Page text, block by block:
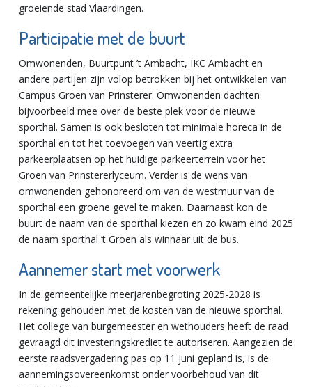
groeiende stad Vlaardingen.
Participatie met de buurt
Omwonenden, Buurtpunt ’t Ambacht, IKC Ambacht en
andere partijen zijn volop betrokken bij het ontwikkelen van
Campus Groen van Prinsterer. Omwonenden dachten
bijvoorbeeld mee over de beste plek voor de nieuwe
sporthal. Samen is ook besloten tot minimale horeca in de
sporthal en tot het toevoegen van veertig extra
parkeerplaatsen op het huidige parkeerterrein voor het
Groen van Prinstererlyceum. Verder is de wens van
omwonenden gehonoreerd om van de westmuur van de
sporthal een groene gevel te maken. Daarnaast kon de
buurt de naam van de sporthal kiezen en zo kwam eind 2025
de naam sporthal ’t Groen als winnaar uit de bus.
Aannemer start met voorwerk
In de gemeentelijke meerjarenbegroting 2025-2028 is
rekening gehouden met de kosten van de nieuwe sporthal.
Het college van burgemeester en wethouders heeft de raad
gevraagd dit investeringskrediet te autoriseren. Aangezien de
eerste raadsvergadering pas op 11 juni gepland is, is de
aannemingsovereenkomst onder voorbehoud van dit